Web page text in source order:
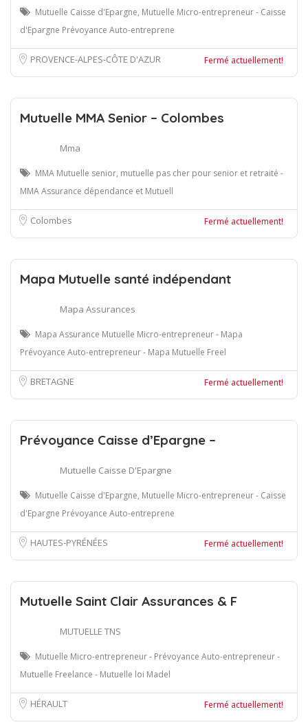
Mutuelle Caisse d'Epargne, Mutuelle Micro-entrepreneur - Caisse
d'Epargne Prévoyance Auto-entreprene
PROVENCE-ALPES-CÔTE D'AZUR Fermé actuellement!
Mutuelle MMA Senior – Colombes
Mma
MMA Mutuelle senior, mutuelle pas cher pour senior et retraité -
MMA Assurance dépendance et Mutuell
Colombes Fermé actuellement!
Mapa Mutuelle santé indépendant
Mapa Assurances
Mapa Assurance Mutuelle Micro-entrepreneur - Mapa
Prévoyance Auto-entrepreneur - Mapa Mutuelle Freel
BRETAGNE Fermé actuellement!
Prévoyance Caisse d’Epargne –
Mutuelle Caisse D'Epargne
Mutuelle Caisse d'Epargne, Mutuelle Micro-entrepreneur - Caisse
d'Epargne Prévoyance Auto-entreprene
HAUTES-PYRÉNÉES Fermé actuellement!
Mutuelle Saint Clair Assurances & F
MUTUELLE TNS
Mutuelle Micro-entrepreneur - Prévoyance Auto-entrepreneur -
Mutuelle Freelance - Mutuelle loi Madel
HÉRAULT Fermé actuellement!